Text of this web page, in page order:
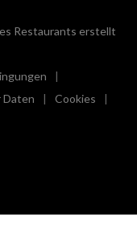
Restaurants erstellt
ein neues Fenster))
((öffnet ein neues Fenster))
Daten
Fenster))
Cookies
((öffnet